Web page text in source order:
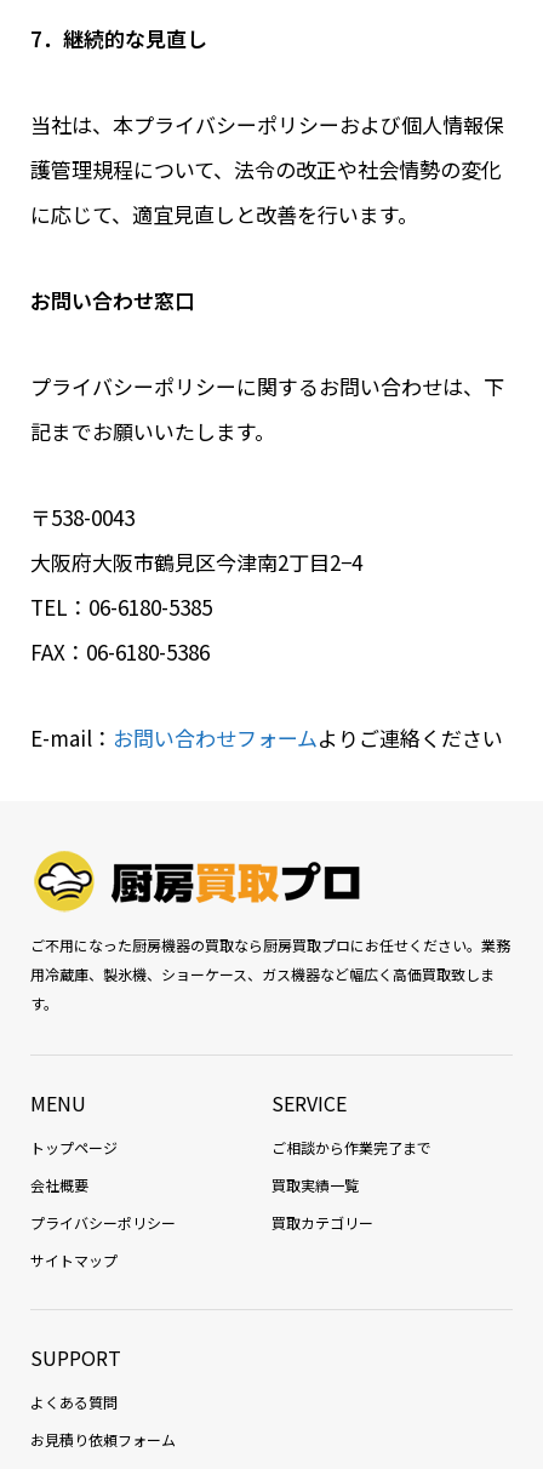
7．継続的な見直し
当社は、本プライバシーポリシーおよび個人情報保
護管理規程について、法令の改正や社会情勢の変化
に応じて、適宜見直しと改善を行います。
お問い合わせ窓口
プライバシーポリシーに関するお問い合わせは、下
記までお願いいたします。
〒538-0043
大阪府大阪市鶴見区今津南2丁目2−4
TEL：06-6180-5385
FAX：06-6180-5386
E-mail： お問い合わせフォームよりご連絡ください
ご不用になった厨房機器の買取なら厨房買取プロにお任せください。業務
用冷蔵庫、製氷機、ショーケース、ガス機器など幅広く高価買取致しま
す。
MENU
トップページ
会社概要
プライバシーポリシー
サイトマップ
SERVICE
ご相談から作業完了まで
買取実績一覧
買取カテゴリー
SUPPORT
よくある質問
お見積り依頼フォーム